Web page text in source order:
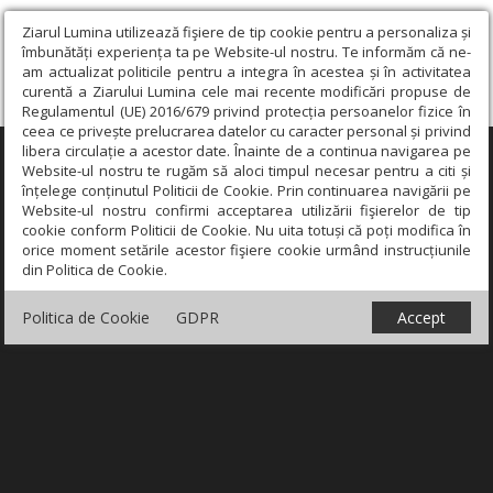
Ziarul Lumina utilizează fişiere de tip cookie pentru a personaliza și
îmbunătăți experiența ta pe Website-ul nostru. Te informăm că ne-
am actualizat politicile pentru a integra în acestea și în activitatea
curentă a Ziarului Lumina cele mai recente modificări propuse de
Regulamentul (UE) 2016/679 privind protecția persoanelor fizice în
ceea ce privește prelucrarea datelor cu caracter personal și privind
libera circulație a acestor date. Înainte de a continua navigarea pe
Website-ul nostru te rugăm să aloci timpul necesar pentru a citi și
înțelege conținutul Politicii de Cookie. Prin continuarea navigării pe
Website-ul nostru confirmi acceptarea utilizării fişierelor de tip
cookie conform Politicii de Cookie. Nu uita totuși că poți modifica în
orice moment setările acestor fişiere cookie urmând instrucțiunile
din Politica de Cookie.
Politica de Cookie GDPR Accept
×